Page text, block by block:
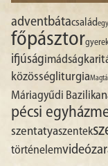
adventbátacsalád
főpásztor
ifjúságimádság
közösségliturgia
Máriagyűdi Bazilika
pécsi
szentatyaszentek
történelemvideó